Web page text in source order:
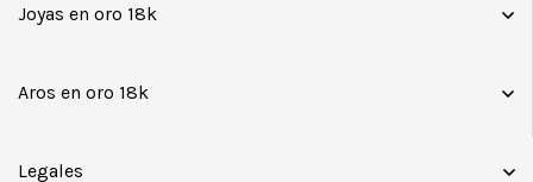
Joyas en oro 18k
Aros en oro 18k
Legales